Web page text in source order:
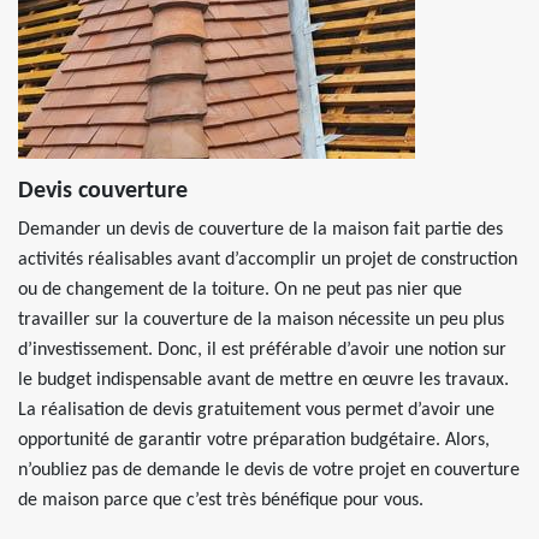
Devis couverture
Demander un devis de couverture de la maison fait partie des
activités réalisables avant d’accomplir un projet de construction
ou de changement de la toiture. On ne peut pas nier que
travailler sur la couverture de la maison nécessite un peu plus
d’investissement. Donc, il est préférable d’avoir une notion sur
le budget indispensable avant de mettre en œuvre les travaux.
La réalisation de devis gratuitement vous permet d’avoir une
opportunité de garantir votre préparation budgétaire. Alors,
n’oubliez pas de demande le devis de votre projet en couverture
de maison parce que c’est très bénéfique pour vous.